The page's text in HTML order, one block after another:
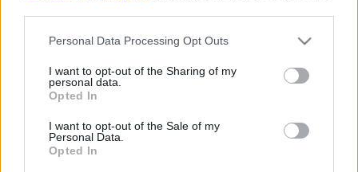
Please note that this website/app uses one or more Google
not limited to your visit or usage behaviour. You may click to
grant or deny consent to Google and its third-party tags to
use your data for below specified purposes in below Google
consent section.
Personal Data Processing Opt Outs
I want to opt-out of the Sharing of my
personal data.
Opted In
I want to opt-out of the Sale of my
Personal Data.
Opted In
Yang Sichen játékát már szintén hallhatta az emlékév
közönsége: idén februárban a Hegyvidéki Kulturális
a budapesti Zeneakadémián tanuló Nguyen Pham Minh
Hoang, valamint Rusai Bence pedig első ízben fog
bemutatkozni a Cziffra 100 keretében.